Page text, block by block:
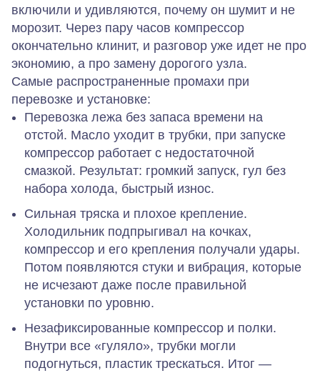
включили и удивляются, почему он шумит и не
морозит. Через пару часов компрессор
окончательно клинит, и разговор уже идет не про
экономию, а про замену дорогого узла.
Самые распространенные промахи при
перевозке и установке:
Перевозка лежа без запаса времени на
отстой. Масло уходит в трубки, при запуске
компрессор работает с недостаточной
смазкой. Результат: громкий запуск, гул без
набора холода, быстрый износ.
Сильная тряска и плохое крепление.
Холодильник подпрыгивал на кочках,
компрессор и его крепления получали удары.
Потом появляются стуки и вибрация, которые
не исчезают даже после правильной
установки по уровню.
Незафиксированные компрессор и полки.
Внутри все «гуляло», трубки могли
подогнуться, пластик трескаться. Итог —